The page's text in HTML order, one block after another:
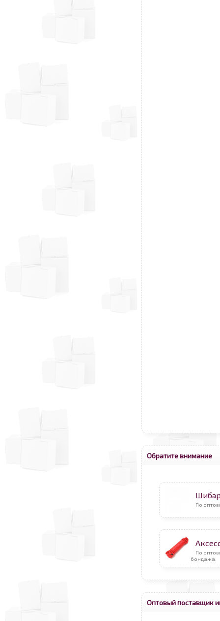
Обратите внимание
По
По
бондажа.
Оптовый поставщик